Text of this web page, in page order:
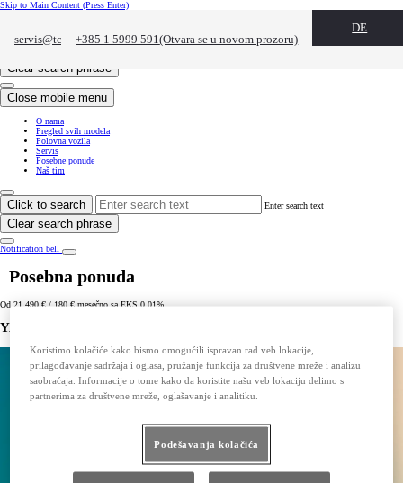
Skip to Main Content (Press Enter)
servis@tcz.hr(Otvara se u novom prozoru)
+385 1 5999 591(Otvara se u novom prozoru)
DEALER NAME
Click to search
Clear search phrase
Close mobile menu
O nama
Pregled svih modela
Polovna vozila
Servis
Posebne ponude
Naš tim
Click to search Enter search text
Clear search phrase
Notification bell
Posebna ponuda
Od 21.490 € / 180 € mesečno sa EKS 0,01%
YARIS HEV
Koristimo kolačiće kako bismo omogućili ispravan rad veb lokacije,
prilagođavanje sadržaja i oglasa, pružanje funkcija za društvene mreže i analizu
saobraćaja. Informacije o tome kako da koristite našu veb lokaciju delimo s
partnerima za društvene mreže, oglašavanje i analitiku.
Podešavanja kolačića